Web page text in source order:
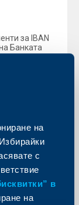
на
с
в
на
за IBAN
Банката